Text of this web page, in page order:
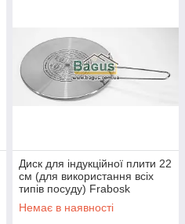
Диск для індукційної плити 22
см (для використання всіх
типів посуду) Frabosk
099.02.3
Немає в наявності